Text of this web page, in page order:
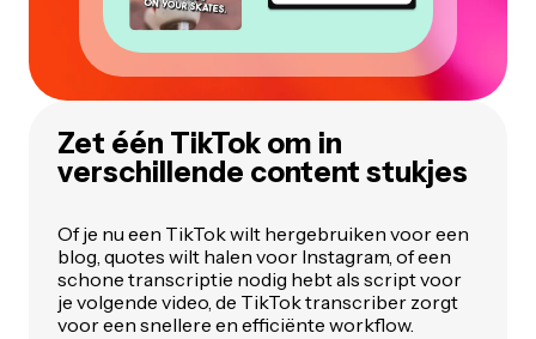
Zet één TikTok om in
verschillende content stukjes
Of je nu een TikTok wilt hergebruiken voor een
blog, quotes wilt halen voor Instagram, of een
schone transcriptie nodig hebt als script voor
je volgende video, de TikTok transcriber zorgt
voor een snellere en efficiënte workflow.